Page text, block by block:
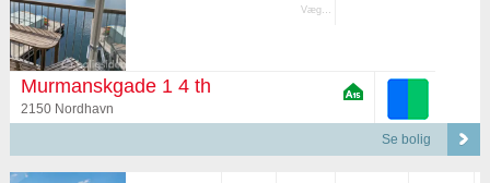
Vægtet
Murmanskgade 1 4 th
2150 Nordhavn
Se bolig